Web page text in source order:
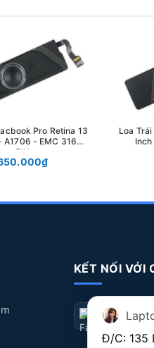
Pro Retina 13
A1706 - EMC 3163 -
ZIN
Loa
KẾT NỐI VỚI
Đ/C: 135